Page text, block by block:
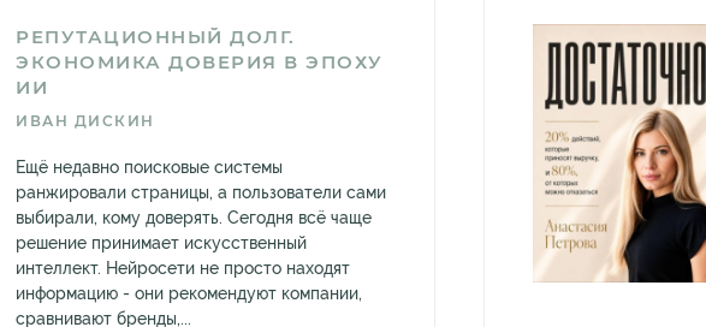
РЕПУТАЦИОННЫЙ ДОЛГ.
ЭКОНОМИКА ДОВЕРИЯ В ЭПОХУ
ИИ
ИВАН ДИСКИН
Ещё недавно поисковые системы
ранжировали страницы, а пользователи сами
выбирали, кому доверять. Сегодня всё чаще
решение принимает искусственный
интеллект. Нейросети не просто находят
информацию - они рекомендуют компании,
сравнивают бренды,...